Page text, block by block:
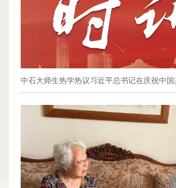
中石大师生热学热议习近平总书记在庆祝中